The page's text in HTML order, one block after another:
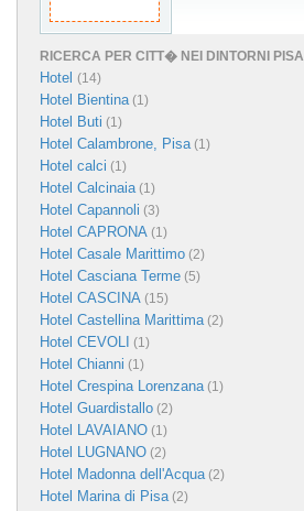
RICERCA PER CITT� NEI DINTORNI
Hotel (14)
Hotel Bientina(1)
Hotel Buti (1)
Hotel Calambrone, Pisa(1)
Hotel calci (1)
Hotel Calcinaia(1)
Hotel Capannoli (3)
Hotel CAPRONA (1)
Hotel Casale Marittimo (2)
Hotel Casciana Terme (5)
Hotel CASCINA (15)
Hotel Castellina Marittima(2)
Hotel CEVOLI (1)
Hotel Chianni (1)
Hotel Crespina Lorenzana(1)
Hotel Guardistallo (2)
Hotel LAVAIANO (1)
Hotel LUGNANO (2)
Hotel Madonna dell'Acqua(2)
Hotel Marina di Pisa(2)